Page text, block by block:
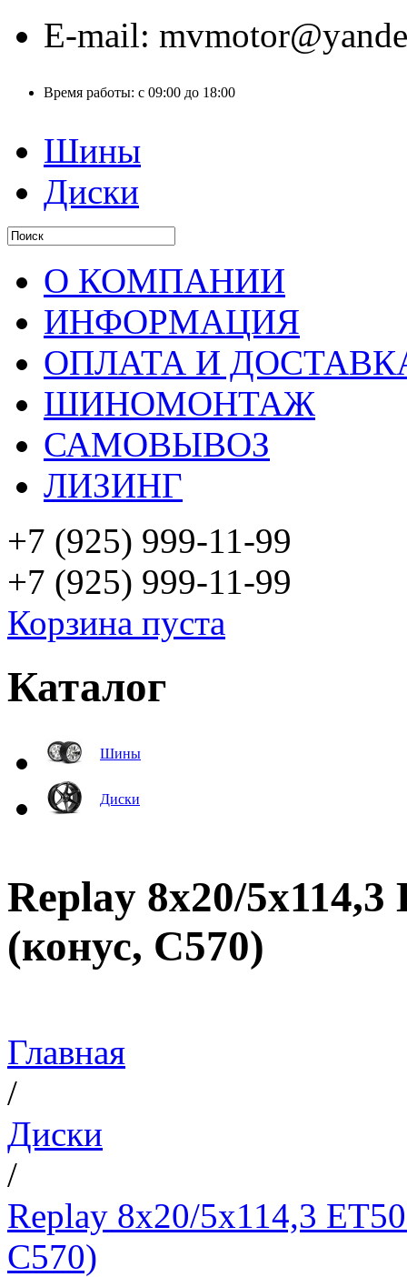
E-mail:
Время работы: с 09:00 до 18:00
Шины
Диски
О КОМПАНИИ
ИНФОРМАЦИЯ
ОПЛАТА И
ШИНОМОНТАЖ
САМОВЫВОЗ
ЛИЗИНГ
+7 (925) 999-11-99
+7 (925) 999-11-99
Корзина пуста
Каталог
Шины
Диски
Replay 8x20/
(конус, C570)
Главная
/
Диски
/
Replay 8x20/5x114,3
C570)